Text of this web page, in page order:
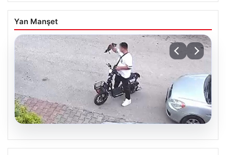
Yan Manşet
Bolu’da Vahşet: Yavru Kediye İşlenen